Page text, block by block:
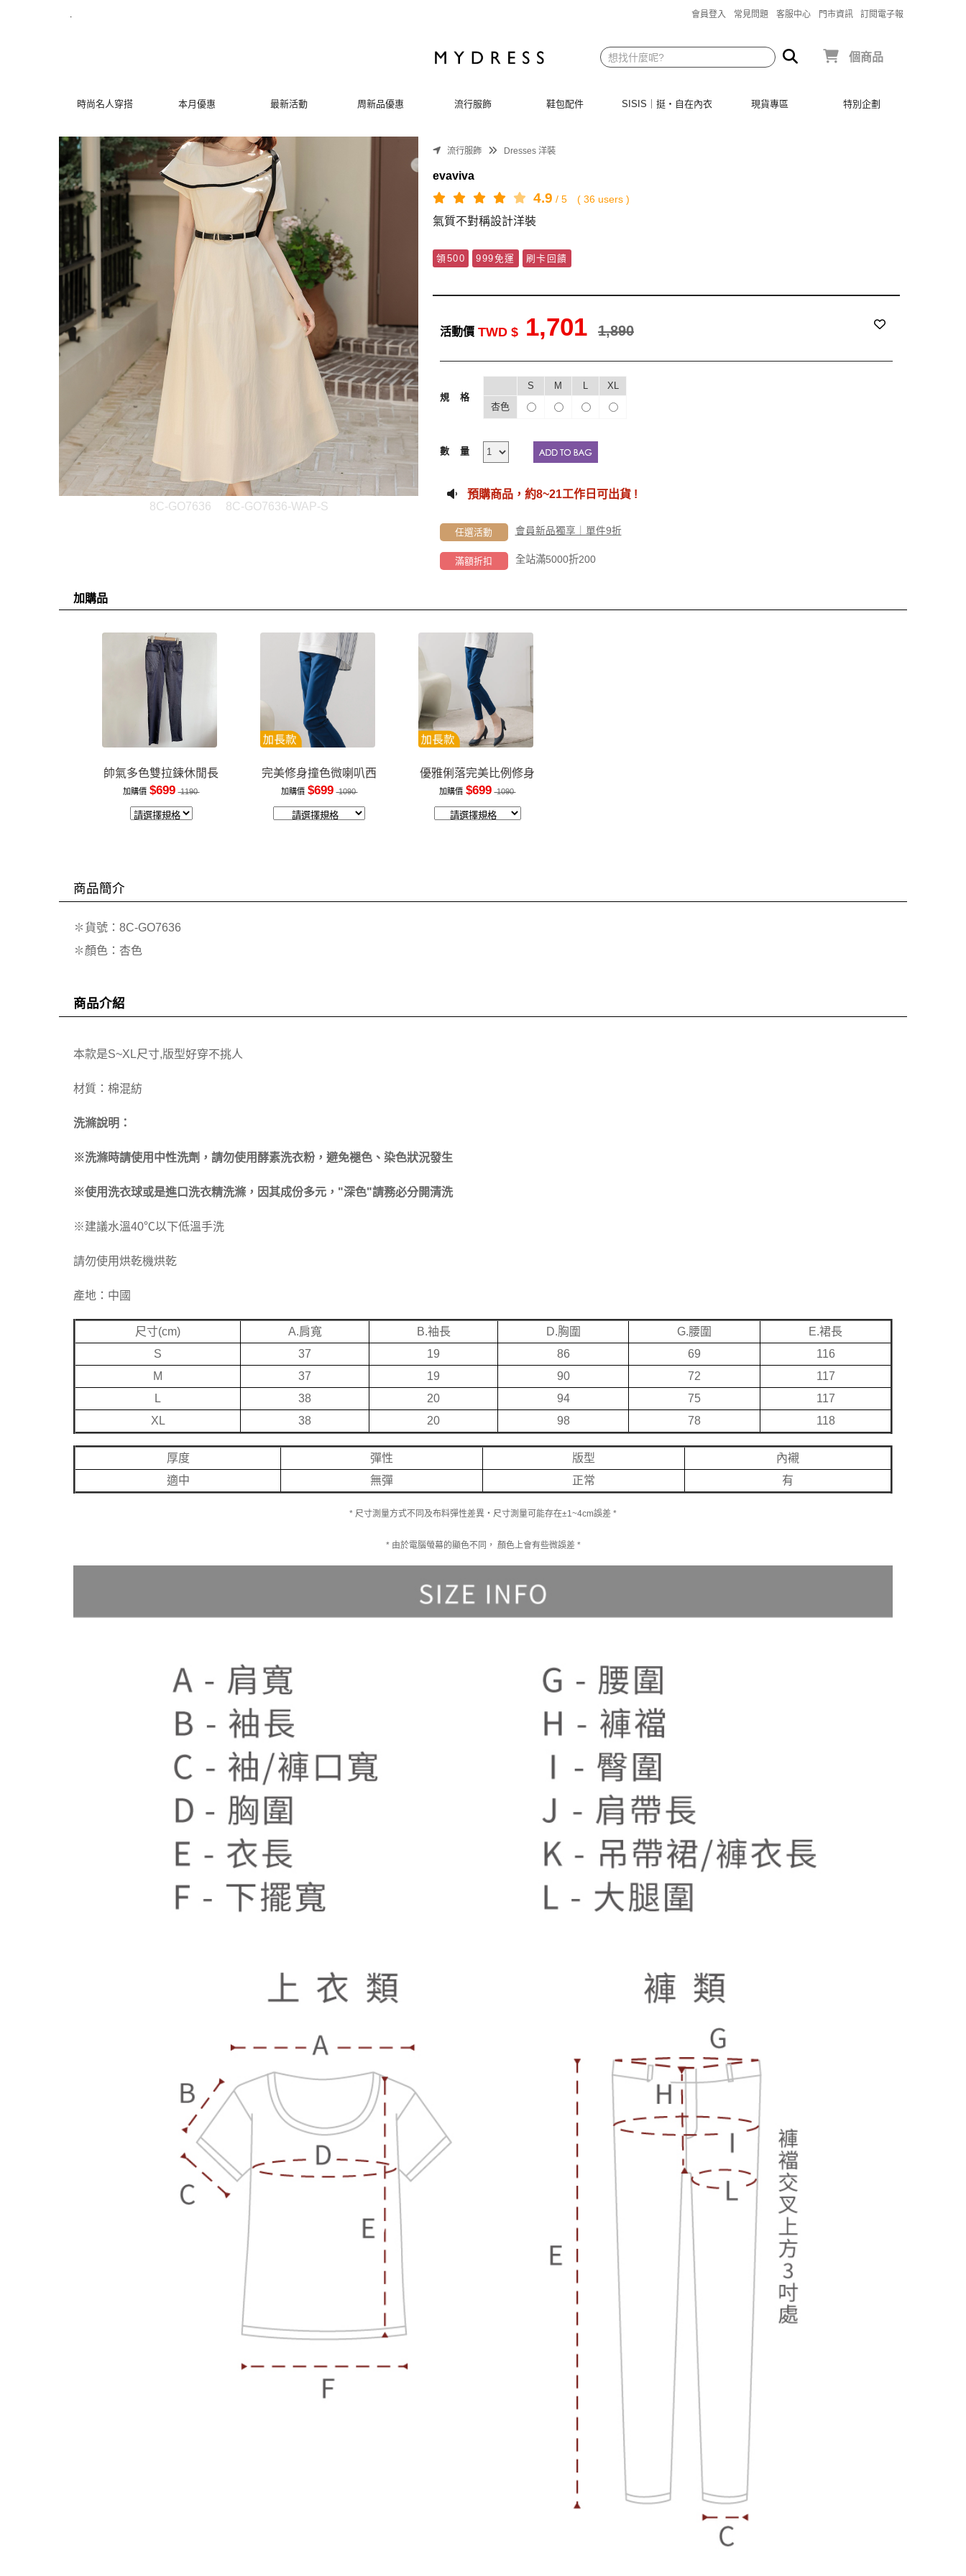
. 會員登入 常見問題 客服中心 門市資訊 訂閱電子報
個商品
時尚名人穿搭 本月優惠 最新活動 周新品優惠 流行服飾 鞋包配件 SISIS｜挺‧自在內衣 現貨專區 特別企劃
8C-GO7636 8C-GO7636-WAP-S
流行服飾 Dresses 洋裝
evaviva
4.9 / 5 ( 36 users )
氣質不對稱設計洋裝
領500 999免運 刷卡回饋
活動價 TWD $ 1,701 1,890
規格
S M L
XL
杏色
數量
預購商品，約8~21工作 日可出貨 !
任選活動 會員新品獨享｜單件9折
滿額折扣 全站滿5000折200
加購品
帥氣多色雙拉鍊休閒長
褲
加購價 $699 1190
完美修身撞色微喇叭西
裝褲
加購價 $699 1090
優雅俐落完美比例修身
長褲
加購價 $699 1090
商品簡介
✽貨號：8C-GO7636
✽顏色：杏色
商品介紹
本款是S~XL尺寸,版型好穿不挑人
材質：棉混紡
洗滌說明：
※洗滌時請使用中性洗劑，請勿使用酵素洗衣粉，避免褪色、染色狀況發生
※使用洗衣球或是進口洗衣精洗滌，因其成份多元，"深色"請務必分開清洗
※建議水溫40℃以下低溫手洗
請勿使用烘乾機烘乾
產地：中國
尺寸(cm) A.肩寬 B.袖長 D.胸圍 G.腰圍
E.裙長
S
37 19 86 69
116
M
37 19 90 72
117
L
38 20 94 75
117
XL
38 20 98 78 118
厚度 彈性 版型
內襯
適中
無彈 正常 有
* 尺寸測量方式不同及布料彈性差異‧尺寸測量可能存在±1~4cm誤差 *
* 由於電腦螢幕的顯色不同， 顏色上會有些微誤差 *